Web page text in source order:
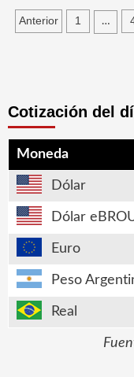
Paginación
Anterior 1 …
Cotización del
Moneda
Dólar
Dólar
Euro
Peso
Real